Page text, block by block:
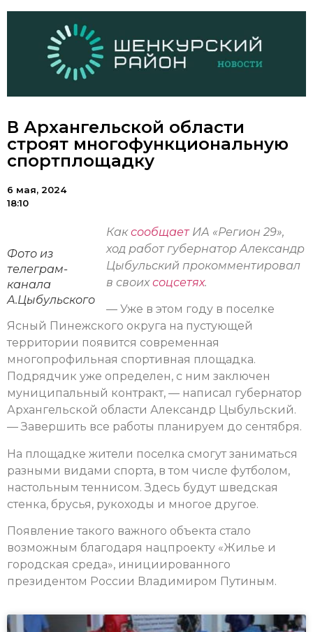
В Архангельской области
строят многофункциональную
спортплощадку
6 мая, 2024
18:10
Фото из
телеграм-
канала
А.Цыбульского
Каксообщает ИА «Регион 29»,
ход работ губернатор Александр
Цыбульский прокомментировал
в своихсоцсетях.
— Уже в этом году в поселке
Ясный Пинежского округа на пустующей
территории появится современная
многопрофильная спортивная площадка.
Подрядчик уже определен, с ним заключен
муниципальный контракт, — написал губернатор
Архангельской области Александр Цыбульский.
— Завершить все работы планируем до сентября.
На площадке жители поселка смогут заниматься
разными видами спорта, в том числе футболом,
настольным теннисом. Здесь будут шведская
стенка, брусья, рукоходы и многое другое.
Появление такого важного объекта стало
возможным благодаря нацпроекту «Жилье и
городская среда», инициированного
президентом России Владимиром Путиным.